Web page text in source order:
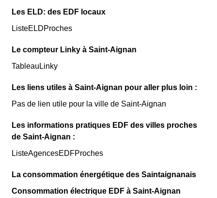
Les ELD: des EDF locaux
ListeELDProches
Le compteur Linky à Saint-Aignan
TableauLinky
Les liens utiles à Saint-Aignan pour aller plus loin :
Pas de lien utile pour la ville de Saint-Aignan
Les informations pratiques EDF des villes proches
de Saint-Aignan :
ListeAgencesEDFProches
La consommation énergétique des Saintaignanais
Consommation électrique EDF à Saint-Aignan